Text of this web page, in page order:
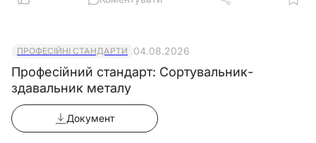
ПРОФЕСІЙНІ СТАНДАРТИ 04.08.2026
Професійний стандарт: Сортувальник-
здавальник металу
Документ